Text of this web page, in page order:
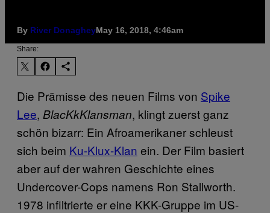
By River DonagheyMay 16, 2018, 4:46am
Share:
Die Prämisse des neuen Films von Spike
Lee, BlacKkKlansman, klingt zuerst ganz
schön bizarr: Ein Afroamerikaner schleust
sich beim Ku-Klux-Klan ein. Der Film basiert
aber auf der wahren Geschichte eines
Undercover-Cops namens Ron Stallworth.
1978 infiltrierte er eine KKK-Gruppe im US-